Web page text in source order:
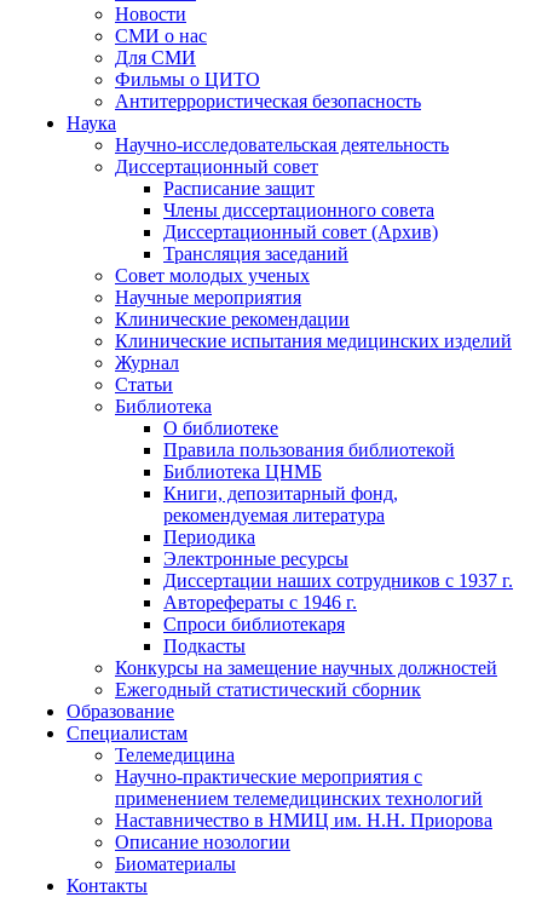
Новости
СМИ о нас
Для СМИ
Фильмы о ЦИТО
Антитеррористическая безопасность
Наука
Научно-исследовательская деятельность
Диссертационный совет
Расписание защит
Члены диссертационного совета
Диссертационный совет (Архив)
Трансляция заседаний
Совет молодых ученых
Научные мероприятия
Клинические рекомендации
Клинические испытания медицинских изделий
Журнал
Статьи
Библиотека
О библиотеке
Правила пользования библиотекой
Библиотека ЦНМБ
Книги, депозитарный фонд,
рекомендуемая литература
Периодика
Электронные ресурсы
Диссертации наших сотрудников с 1937 г.
Авторефераты с 1946 г.
Спроси библиотекаря
Подкасты
Конкурсы на замещение научных должностей
Ежегодный статистический сборник
Образование
Специалистам
Телемедицина
Научно-практические мероприятия с
применением телемедицинских технологий
Наставничество в НМИЦ им. Н.Н. Приорова
Описание нозологии
Биоматериалы
Контакты